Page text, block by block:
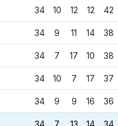
34 10 12 12 42
34 9 11 14 38
34 7 17 10 38
34 10 7 17 37
34 9 9 16 36
34 7 13 14 34